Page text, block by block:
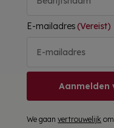
E-mailadres(Vereist)
We gaanvertrouwelijk